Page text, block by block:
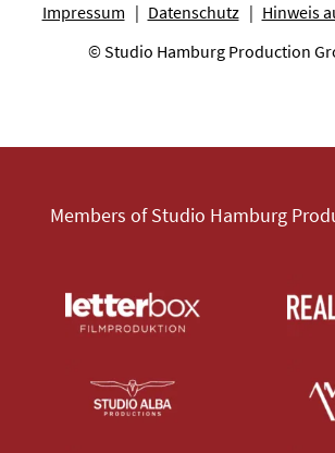
Impressum Datenschutz
Hinweis
© Studio Hamburg Production
Members of Studio Hamburg